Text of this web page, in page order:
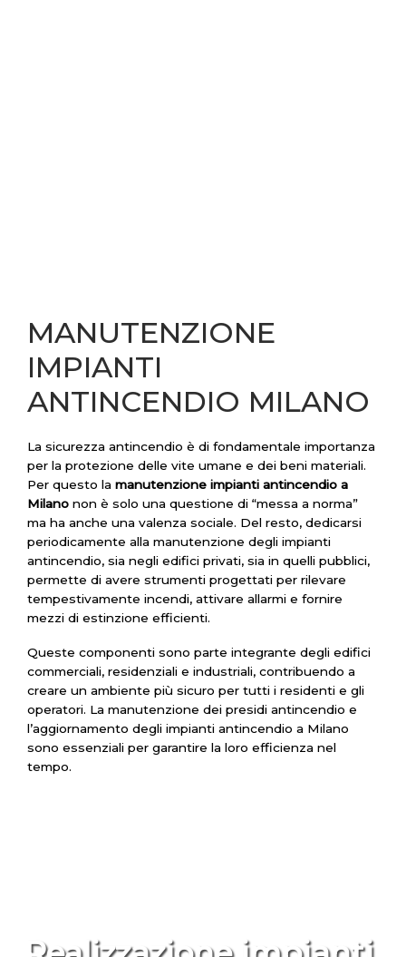
MANUTENZIONE
IMPIANTI
ANTINCENDIO MILANO
La sicurezza antincendio è di fondamentale importanza
per la protezione delle vite umane e dei beni materiali.
Per questo la manutenzione impianti antincendio a
Milano non è solo una questione di “messa a norma”
ma ha anche una valenza sociale. Del resto, dedicarsi
periodicamente alla manutenzione degli impianti
antincendio, sia negli edifici privati, sia in quelli pubblici,
permette di avere strumenti progettati per rilevare
tempestivamente incendi, attivare allarmi e fornire
mezzi di estinzione efficienti.
Queste componenti sono parte integrante degli edifici
commerciali, residenziali e industriali, contribuendo a
creare un ambiente più sicuro per tutti i residenti e gli
operatori. La manutenzione dei presidi antincendio e
l’aggiornamento degli impianti antincendio a Milano
sono essenziali per garantire la loro efficienza nel
tempo.